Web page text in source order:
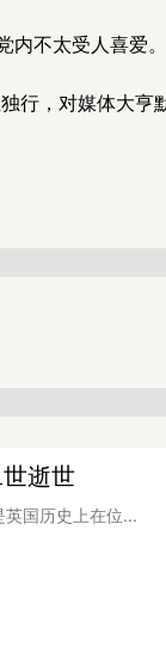
内不太受人喜爱。
行，对媒体大亨
逝世
国历史上在位...